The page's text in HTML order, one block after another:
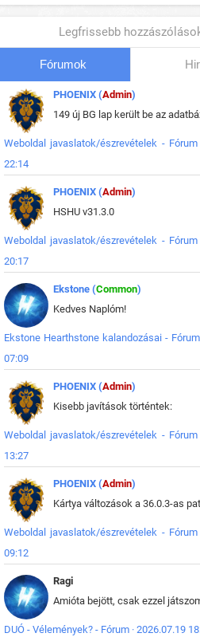
Legfrissebb
Fórumok
PHOENIX (Admin)
Weboldal javaslatok/észrevételek - Fórum
22:14
PHOENIX (Admin)
HSHU v31.3.0
Weboldal javaslatok/észrevételek - Fórum
20:17
Ekstone (Common)
Kedves Naplóm!
Ekstone Hearthstone kalandozásai - Fórum
07:09
PHOENIX (Admin)
Kisebb javítások történtek:
Weboldal javaslatok/észrevételek - Fórum
13:27
PHOENIX (Admin)
Weboldal javaslatok/észrevételek - Fórum
09:12
Ragi
DUÓ - Vélemények? - Fórum · 2026.07.19